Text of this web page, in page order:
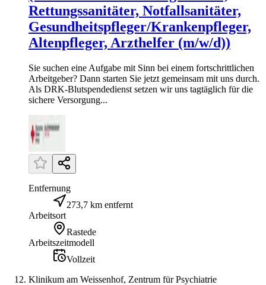
Rettungssanitäter, Notfallsanitäter,
Gesundheitspfleger/Krankenpfleger,
Altenpfleger, Arzthelfer (m/w/d))
Sie suchen eine Aufgabe mit Sinn bei einem fortschrittlichen
Arbeitgeber? Dann starten Sie jetzt gemeinsam mit uns durch.
Als DRK-Blutspendedienst setzen wir uns tagtäglich für die
sichere Versorgung...
Entfernung
273,7 km entfernt
Arbeitsort
Rastede
Arbeitszeitmodell
Vollzeit
Klinikum am Weissenhof, Zentrum für Psychiatrie